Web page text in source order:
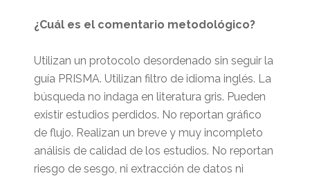
¿Cuál es el comentario metodológico?
Utilizan un protocolo desordenado sin seguir la
guía PRISMA. Utilizan filtro de idioma inglés. La
búsqueda no indaga en literatura gris. Pueden
existir estudios perdidos. No reportan gráfico
de flujo. Realizan un breve y muy incompleto
análisis de calidad de los estudios. No reportan
riesgo de sesgo, ni extracción de datos ni